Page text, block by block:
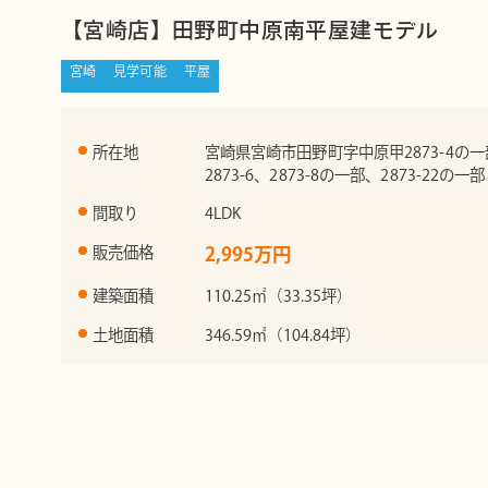
【宮崎店】田野町中原南平屋建モデル
宮崎 見学可能 平屋
所在地
宮崎県宮崎市田野町字中原甲2873-4の一
2873-6、2873-8の一部、2873-22の一部
間取り 4LDK
販売価格 2,995万円
建築面積 110.25㎡（33.35坪）
土地面積 346.59㎡（104.84坪）